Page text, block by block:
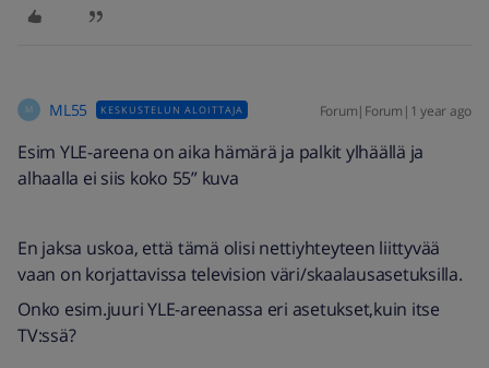
M ML55 KESKUSTELUN ALOITTAJA Forum|Forum|1 year ago
Esim YLE-areena on aika hämärä ja palkit ylhäällä ja
alhaalla ei siis koko 55” kuva
En jaksa uskoa, että tämä olisi nettiyhteyteen liittyvää
vaan on korjattavissa television väri/skaalausasetuksilla.
Onko esim.juuri YLE-areenassa eri asetukset,kuin itse
TV:ssä?